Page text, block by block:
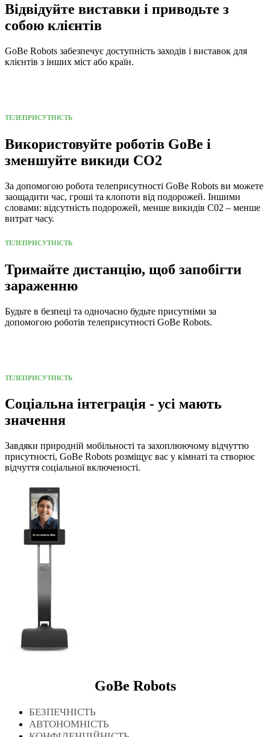
Відвідуйте виставки і приводьте з
собою клієнтів
GoBe Robots забезпечує доступність заходів і виставок для
клієнтів з інших міст або країн.
ТЕЛЕПРИСУТНІСТЬ
Використовуйте роботів GoBe і
зменшуйте викиди CO2
За допомогою робота телеприсутності GoBe Robots ви можете
заощадити час, гроші та клопоти від подорожей. Іншими
словами: відсутність подорожей, менше викидів С02 – менше
витрат часу.
ТЕЛЕПРИСУТНІСТЬ
Тримайте дистанцію, щоб запобігти
зараженню
Будьте в безпеці та одночасно будьте присутніми за
допомогою роботів телеприсутності GoBe Robots.
ТЕЛЕПРИСУТНІСТЬ
Соціальна інтеграція - усі мають
значення
Завдяки природній мобільності та захоплюючому відчуттю
присутності, GoBe Robots розміщує вас у кімнаті та створює
відчуття соціальної включеності.
GoBe Robots
БЕЗПЕЧНІСТЬ
АВТОНОМНІСТЬ